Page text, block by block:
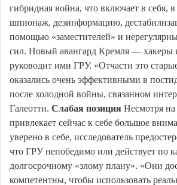
гибридная война, что включает в себя, в
шпионаж, дезинформацию,
помощью «заместителей» и
сил. Новый авангард Кремля — хакеры
руководит ими ГРУ. «Отчасти это
оказались очень эффективными в
после холодной войны, связанном
Галеотти. Слабая позиция Несмотря
привлекает сейчас к себе большое
уверено в себе, исследователь
что ГРУ непобедимо или действует по
долгосрочному «злому плану». «Они
компетентны, чтобы использовать